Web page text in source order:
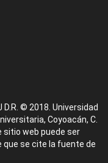
© 2018. Universidad
Coyoacán, C.
sitio web puede ser
se cite la fuente de